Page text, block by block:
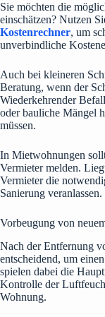
Sie möchten die
einschätzen? Nutzen
Kostenrechner, um
unverbindliche
Auch bei kleineren
Beratung, wenn der
Wiederkehrender
oder bauliche Mängel
müssen.
In Mietwohnungen
Vermieter melden.
Vermieter die
Sanierung veranlassen.
Vorbeugung von
Nach der Entfernung
entscheidend, um
spielen dabei die
Kontrolle der
Wohnung.